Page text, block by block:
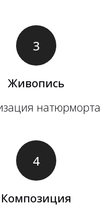
Живопись
натюрморта
Композиция